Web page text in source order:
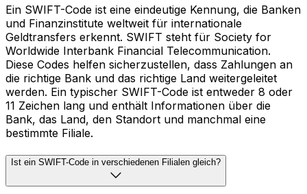
Ein SWIFT-Code ist eine eindeutige Kennung, die Banken
und Finanzinstitute weltweit für internationale
Geldtransfers erkennt. SWIFT steht für Society for
Worldwide Interbank Financial Telecommunication.
Diese Codes helfen sicherzustellen, dass Zahlungen an
die richtige Bank und das richtige Land weitergeleitet
werden. Ein typischer SWIFT-Code ist entweder 8 oder
11 Zeichen lang und enthält Informationen über die
Bank, das Land, den Standort und manchmal eine
bestimmte Filiale.
Ist ein SWIFT-Code in verschiedenen Filialen gleich?